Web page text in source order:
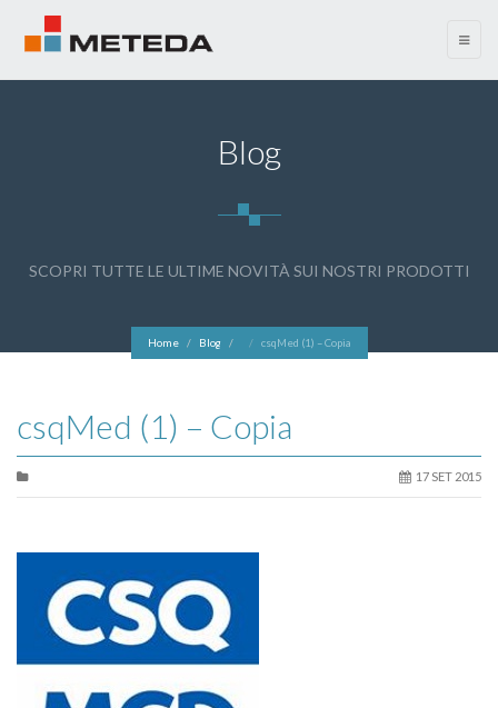
menu
Blog
SCOPRI TUTTE LE ULTIME NOVITÀ SUI NOSTRI PRODOTTI
Home Blog csqMed (1) – Copia
csqMed (1) – Copia
17 SET 2015